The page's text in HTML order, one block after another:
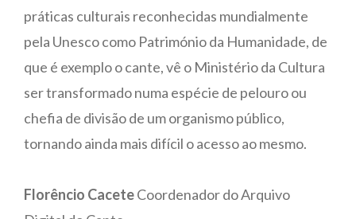
práticas culturais reconhecidas mundialmente
pela Unesco como Património da Humanidade, de
que é exemplo o cante, vê o Ministério da Cultura
ser transformado numa espécie de pelouro ou
chefia de divisão de um organismo público,
tornando ainda mais difícil o acesso ao mesmo.
Florêncio CaceteCoordenador do Arquivo